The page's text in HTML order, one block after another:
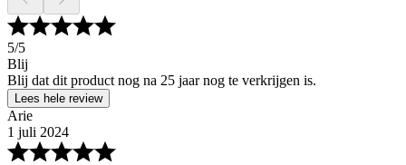
5/5
Blij
Blij dat dit product nog na 25 jaar nog te verkrijgen is.
Lees hele review
Arie
1 juli 2024